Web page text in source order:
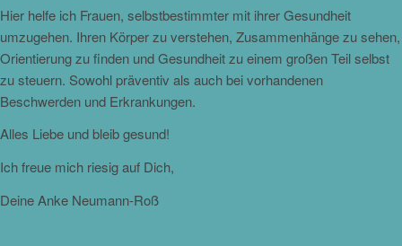
Hier helfe ich Frauen, selbstbestimmter mit ihrer Gesundheit
umzugehen. Ihren Körper zu verstehen, Zusammenhänge zu sehen,
Orientierung zu finden und Gesundheit zu einem großen Teil selbst
zu steuern. Sowohl präventiv als auch bei vorhandenen
Beschwerden und Erkrankungen.
Alles Liebe und bleib gesund!
Ich freue mich riesig auf Dich,
Deine Anke Neumann-Roß